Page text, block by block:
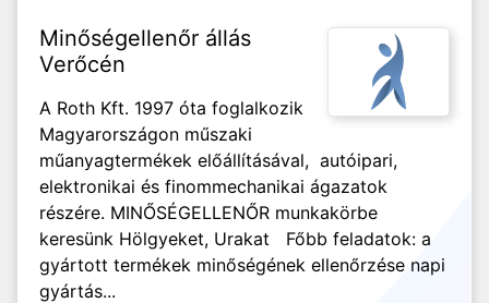
Minőségellenőr állás
Verőcén
A Roth Kft. 1997 óta foglalkozik
Magyarországon műszaki
műanyagtermékek előállításával, autóipari,
elektronikai és finommechanikai ágazatok
részére. MINŐSÉGELLENŐR munkakörbe
keresünk Hölgyeket, Urakat Főbb feladatok: a
gyártott termékek minőségének ellenőrzése napi
gyártás...